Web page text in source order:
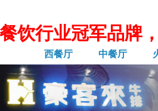
饮行业冠军品牌
西餐厅 中餐厅